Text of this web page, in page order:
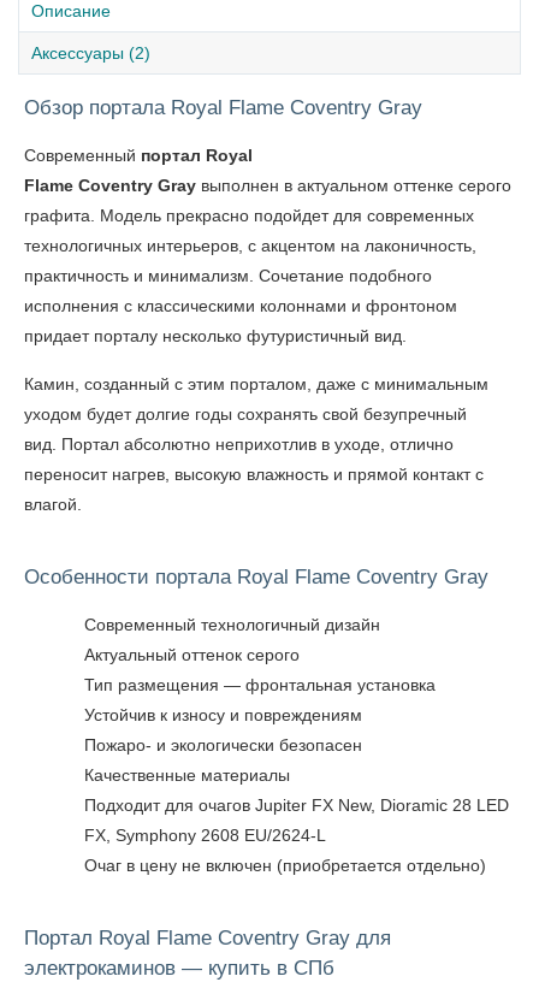
Описание
Аксессуары (2)
Обзор портала Royal Flame Coventry Gray
Современный портал Royal
Flame Coventry Gray выполнен в актуальном оттенке серого
графита. Модель прекрасно подойдет для современных
технологичных интерьеров, с акцентом на лаконичность,
практичность и минимализм. Сочетание подобного
исполнения с классическими колоннами и фронтоном
придает порталу несколько футуристичный вид.
Камин, созданный с этим порталом, даже с минимальным
уходом будет долгие годы сохранять свой безупречный
вид. Портал абсолютно неприхотлив в уходе, отлично
переносит нагрев, высокую влажность и прямой контакт с
влагой.
Особенности портала Royal Flame Coventry Gray
Современный технологичный дизайн
Актуальный оттенок серого
Тип размещения — фронтальная установка
Устойчив к износу и повреждениям
Пожаро- и экологически безопасен
Качественные материалы
Подходит для очагов Jupiter FX New, Dioramic 28 LED
FX, Symphony 2608 EU/2624-L
Очаг в цену не включен (приобретается отдельно)
Портал Royal Flame Coventry Gray для
электрокаминов — купить в СПб